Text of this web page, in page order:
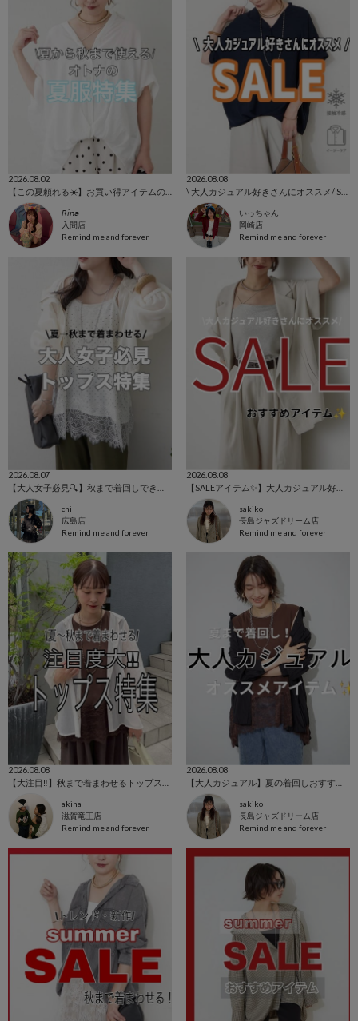
2026.08.02
𝘙𝘪𝘯𝘢
入間店
Remind me and forever
2026.08.08
\ 大人カジュアル好きさんにオススメ/ SALE‼️
いっちゃん
岡崎店
Remind me and forever
2026.08.07
chi
広島店
Remind me and forever
2026.08.08
【SALEアイテム✨】大人カジュアル好きさんにオススメSALEアイテム
sakiko
長島ジャズドリーム店
Remind me and forever
2026.08.08
akina
滋賀竜王店
Remind me and forever
2026.08.08
sakiko
長島ジャズドリーム店
Remind me and forever